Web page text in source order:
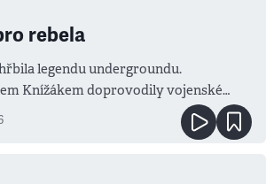
rebela
legendu undergroundu.
Knížákem doprovodily vojenské